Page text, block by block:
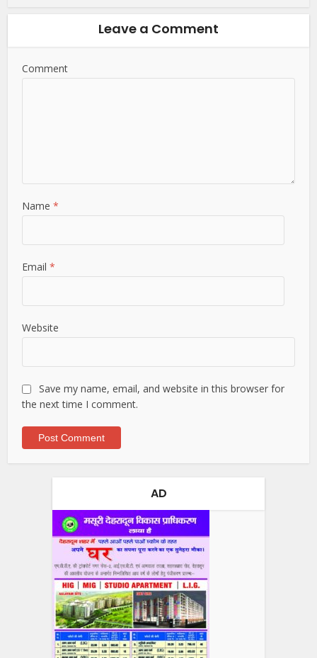
Leave a Comment
Comment
Name*
Email*
Website
Save my name, email, and website in this browser for
the next time I comment.
AD